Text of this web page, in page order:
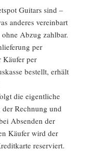
Guitars sind –
anderes vereinbart
Abzug zahlbar.
per
Käufer per
bestellt, erhält
die eigentliche
Rechnung und
Absenden der
Käufer wird der
reserviert.